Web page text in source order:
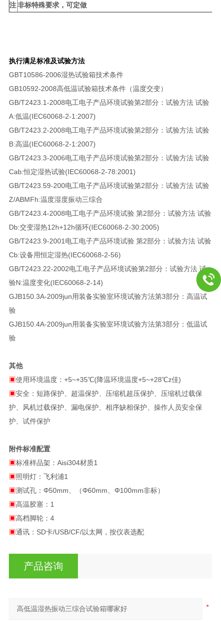
注非标特殊要求，可定做
执行满足标准及试验方法
GBT10586-2006湿热试验箱技术条件
GB10592-2008高低温试验箱技术条件（温度交变）
GB/T2423.1-2008电工电子产品环境试验第2部分：试验方法 试验
A:低温(IEC60068-2-1:2007)
GB/T2423.2-2008电工电子产品环境试验第2部分：试验方法 试验
B:高温(IEC60068-2-1:2007)
GB/T2423.3-2006电工电子产品环境试验第2部分：试验方法 试验
Cab:恒定湿热试验(IEC60068-2-78:2001)
GB/T2423.59-200电工电子产品环境试验第2部分：试验方法 试验
Z/ABMFh:温度湿度振动三综合
GB/T2423.4-2008电工电子产品环境试验 第2部分：试验方法 试验
Db:交变湿热12h+12h循环(IEC60068-2-30:2005)
GB/T2423.9-2001电工电子产品环境试验 第2部分：试验方法 试验
Cb:设备用恒定湿热(IEC60068-2-56)
GB/T2423.22-2002电工电子产品环境试验第2部分：试验方法 试
验N:温度变化(IEC60068-2-14)
GJB150.3A-2009jun用装备实验室环境试验方法第3部分：高温试
验
GJB150.4A-2009jun用装备实验室环境试验方法第3部分：低温试
验
其他
▣使用环境温度：+5~+35℃(降温环境温度+5~+28℃z佳)
▣安全：短路保护、超温保护、压缩机超压保护、压缩机过载保
护、风机过载保护、漏电保护、相序缺相保护、操作人员安全保
护、试件保护
附件标准配置
▣标准样品架：Aisi304材质1
▣照明灯：飞利浦1
▣测试孔：Φ50mm、（Φ60mm、Φ100mm非标）
▣高温胶塞：1
▣高档脚轮：4
▣通讯：SD卡/USB/CF/以太网，按仪表选配
产品咨询